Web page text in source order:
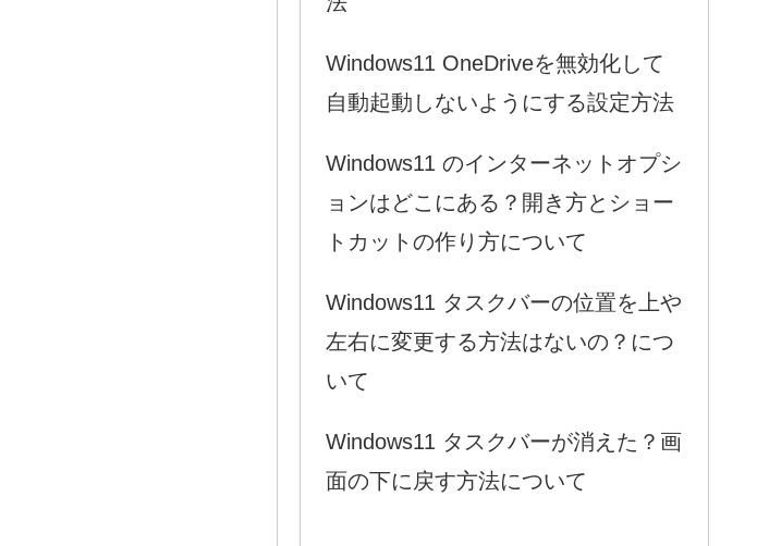
Windows11 OneDriveを無効化して
自動起動しないようにする設定方法
Windows11 のインターネットオプシ
ョンはどこにある？開き方とショー
トカットの作り方について
Windows11 タスクバーの位置を上や
左右に変更する方法はないの？につ
いて
Windows11 タスクバーが消えた？画
面の下に戻す方法について